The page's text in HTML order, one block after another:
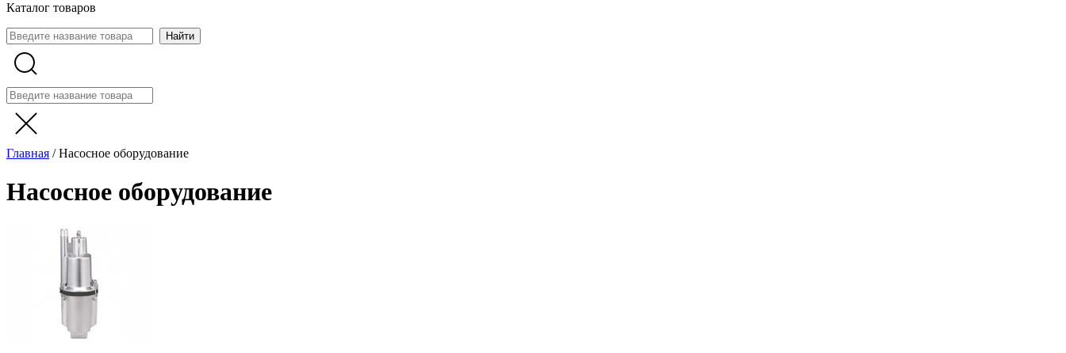
Каталог товаров
Главная /Насосное оборудование
Насосное оборудование